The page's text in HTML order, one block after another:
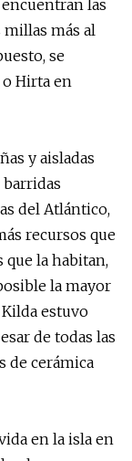
las
millas más al
se
Hirta en
y aisladas
del Atlántico,
recursos que
que la habitan,
la mayor
estuvo
de todas las
de cerámica
en la isla en